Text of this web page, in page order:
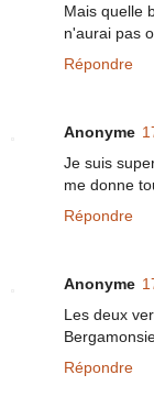
Mais quelle
n'aurai pas
Répondre
Anonyme
Je suis
me donne
Répondre
Anonyme
Les deux
Répondre